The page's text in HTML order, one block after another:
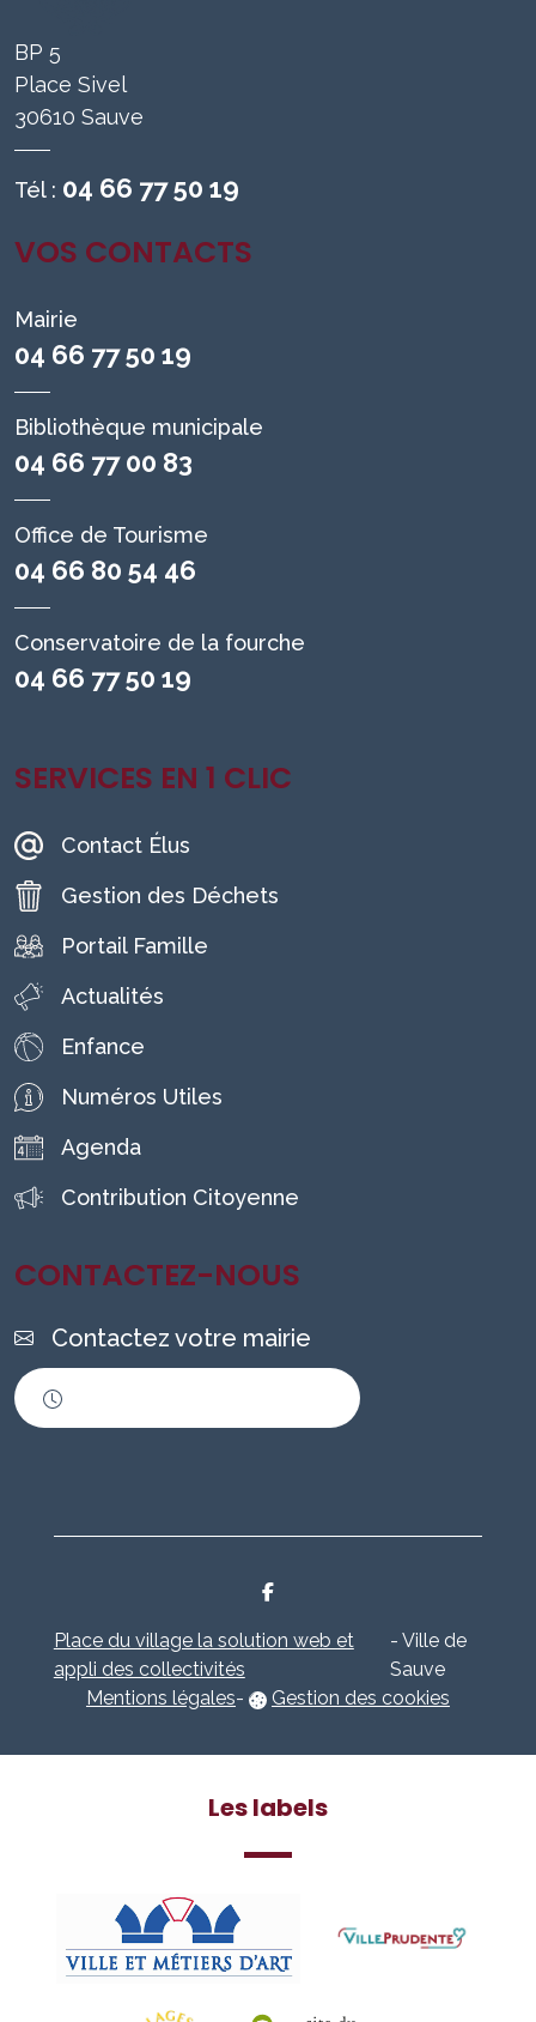
BP 5
Place Sivel
30610 Sauve
Tél : 04 66 77 50 19
VOS CONTACTS
Mairie
04 66 77 50 19
Bibliothèque municipale
04 66 77 00 83
Office de Tourisme
04 66 80 54 46
Conservatoire de la fourche
04 66 77 50 19
SERVICES EN 1 CLIC
Contact Élus
Gestion des Déchets
Portail Famille
Actualités
Enfance
Numéros Utiles
Agenda
Contribution Citoyenne
CONTACTEZ-NOUS
Contactez votre mairie
Place du village la solution web et
appli des collectivités
- Ville de
Sauve
Mentions légales- Gestion des cookies
Les labels